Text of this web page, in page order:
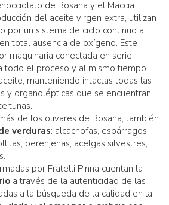
de Bosana y el Maccia
del aceite virgen extra, utilizan
por un sistema de ciclo continuo a
total ausencia de oxígeno. Este
maquinaria conectada en serie,
todo el proceso y al mismo tiempo
manteniendo intactas todas las
y organolépticas que se encuentran
de los olivares de Bosana, también
verduras: alcachofas, espárragos,
berenjenas, acelgas silvestres,
por Fratelli Pinna cuentan la
a través de la autenticidad de las
a la búsqueda de la calidad en la